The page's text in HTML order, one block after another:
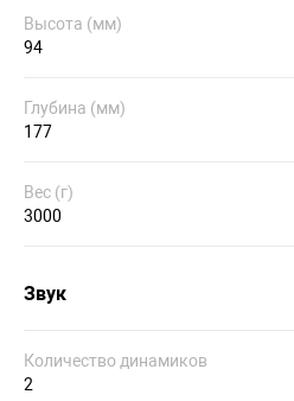
Высота (мм)
94
Глубина (мм)
177
Вес (г)
3000
Звук
Количество динамиков
2